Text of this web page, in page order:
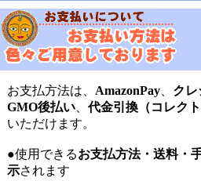
お支払方法は、 AmazonPay、 クレ
GMO後払い、代金引換（コレクト
いただけます。
●使用できるお支払方法・送料・
示されます